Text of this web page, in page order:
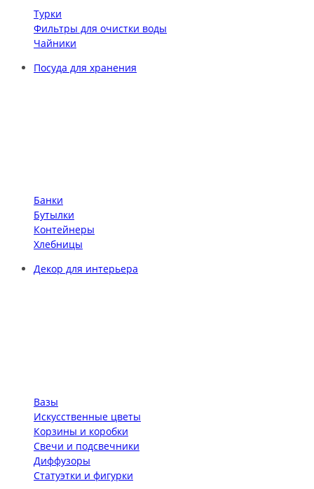
Турки
Фильтры для очистки воды
Чайники
Посуда для хранения
Банки
Бутылки
Контейнеры
Хлебницы
Декор для интерьера
Вазы
Искусственные цветы
Корзины и коробки
Свечи и подсвечники
Диффузоры
Статуэтки и фигурки